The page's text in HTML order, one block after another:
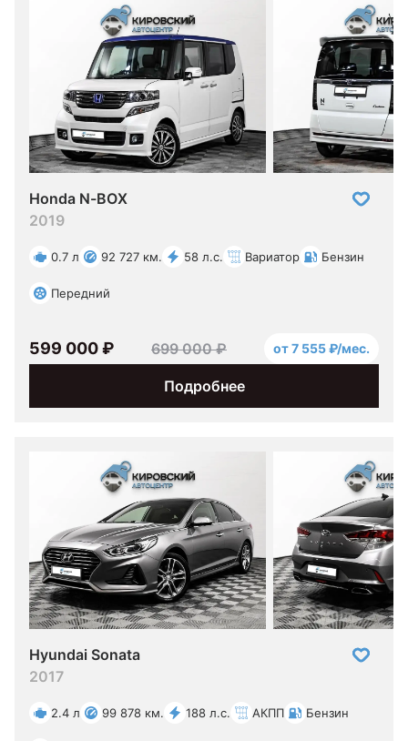
Honda N-BOX
2019
0.7 л 92 727 км. 58 л.с. Вариатор Бензин
Передний
Подробнее
599 000 ₽ 699 000 ₽ от 7 555 ₽/мес.
Hyundai Sonata
2017
2.4 л 99 878 км. 188 л.с. АКПП Бензин